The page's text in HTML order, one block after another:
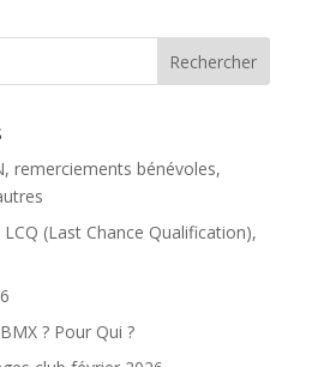
remerciements bénévoles,
(Last Chance Qualification),
? Pour Qui ?